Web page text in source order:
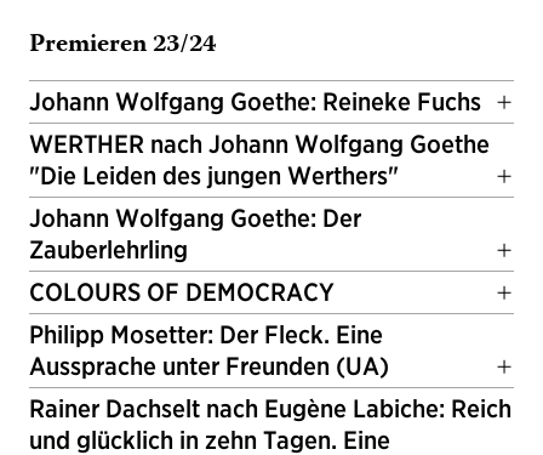
Premieren 23/24
Johann Wolfgang Goethe: Reineke Fuchs
WERTHER nach Johann Wolfgang Goethe
"Die Leiden des jungen Werthers"
Johann Wolfgang Goethe: Der
Zauberlehrling
COLOURS OF DEMOCRACY
Philipp Mosetter: Der Fleck. Eine
Aussprache unter Freunden (UA)
Rainer Dachselt nach Eugène Labiche: Reich
und glücklich in zehn Tagen. Eine